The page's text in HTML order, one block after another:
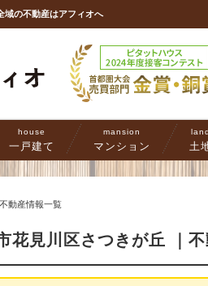
域の不動産はアフィオへ
house
一戸建て
mansion
マンション
land
土
不動産情報一覧
花見川区さつきが丘 ｜